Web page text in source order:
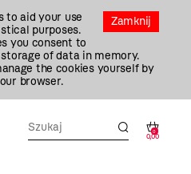
Zamknij
to aid your use
purposes.
you consent to
of data in memory.
the cookies yourself by
browser.
0
0,00